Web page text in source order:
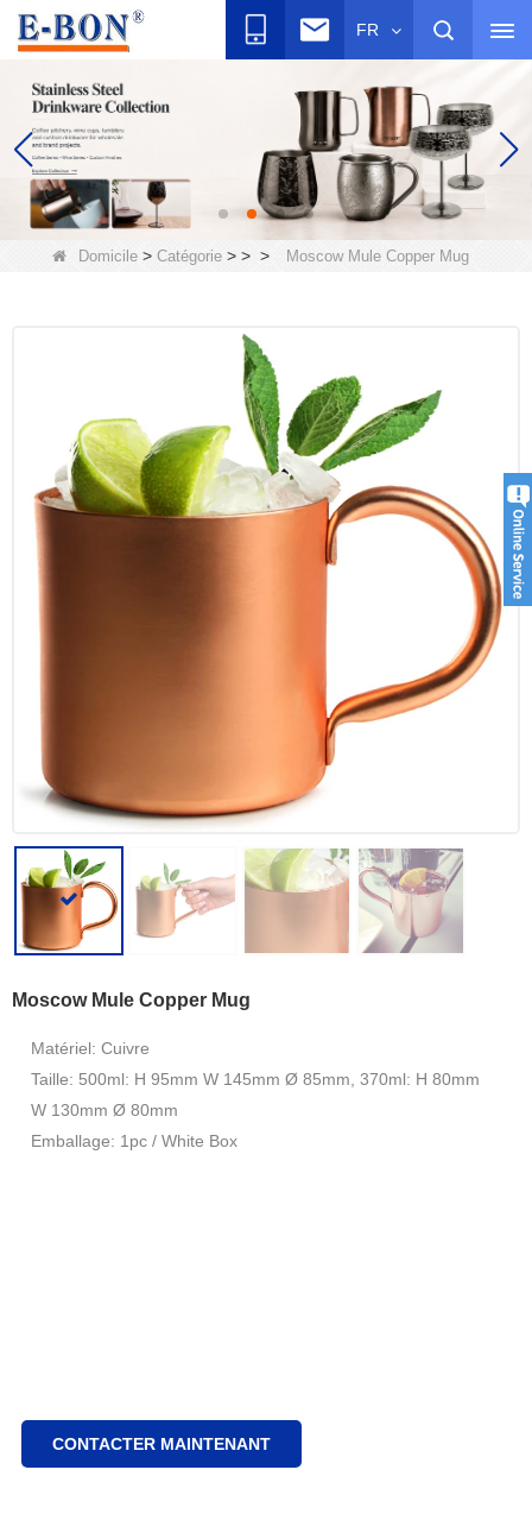
FR
Domicile> Catégorie> > > Moscow Mule Copper Mug
Moscow Mule Copper Mug
Matériel: Cuivre
Taille: 500ml: H 95mm W 145mm Ø 85mm, 370ml: H 80mm
W 130mm Ø 80mm
Emballage: 1pc / White Box
CONTACTER MAINTENANT